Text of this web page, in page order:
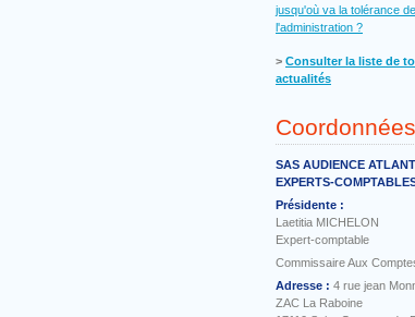
jusqu'où va la tolérance de
l'administration ?
˃ Consulter la liste de
actualités
Coordonnées
SAS AUDIENCE
EXPERTS-
Présidente :
Laetitia MICHELON
Expert-comptable
Commissaire Aux
Adresse : 4 rue jean
ZAC La Raboine